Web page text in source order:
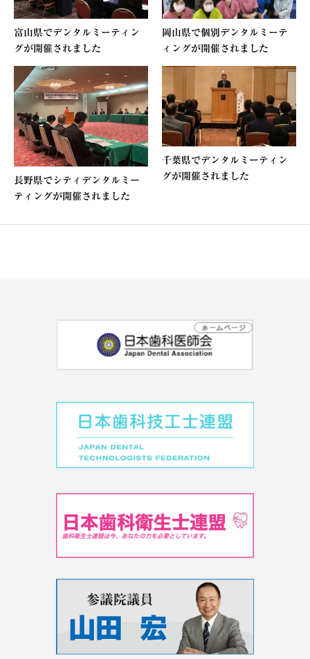
富山県でデンタルミーティン
グが開催されました
岡山県で個別デンタルミーテ
ィングが開催されました
長野県でシティデンタルミー
ティングが開催されました
千葉県でデンタルミーティン
グが開催されました